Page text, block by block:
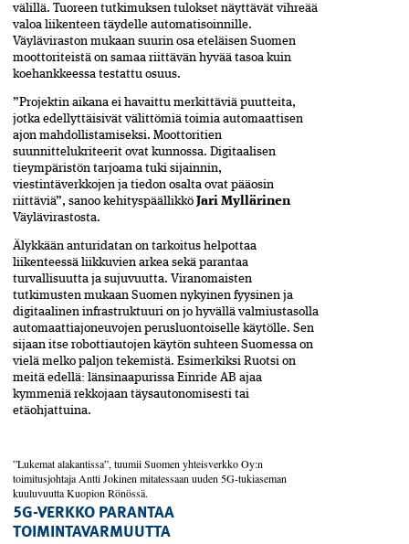
välillä. Tuoreen tutkimuksen tulokset näyttävät vihreää
valoa liikenteen täydelle automatisoinnille.
Väyläviraston mukaan suurin osa eteläisen Suomen
moottoriteistä on samaa riittävän hyvää tasoa kuin
koehankkeessa testattu osuus.
”Projektin aikana ei havaittu merkittäviä puutteita,
jotka edellyttäisivät välittömiä toimia automaattisen
ajon mahdollistamiseksi. Moottoritien
suunnittelukriteerit ovat kunnossa. Digitaalisen
tieympäristön tarjoama tuki sijainnin,
viestintäverkkojen ja tiedon osalta ovat pääosin
riittäviä”, sanoo kehityspäällikkö Jari Myllärinen
Väylävirastosta.
Älykkään anturidatan on tarkoitus helpottaa
liikenteessä liikkuvien arkea sekä parantaa
turvallisuutta ja sujuvuutta. Viranomaisten
tutkimusten mukaan Suomen nykyinen fyysinen ja
digitaalinen infrastruktuuri on jo hyvällä valmiustasolla
automaattiajoneuvojen perusluontoiselle käytölle. Sen
sijaan itse robottiautojen käytön suhteen Suomessa on
vielä melko paljon tekemistä. Esimerkiksi Ruotsi on
meitä edellä: länsinaapurissa Einride AB ajaa
kymmeniä rekkojaan täysautonomisesti tai
etäohjattuina.
”Lukemat alakantissa”, tuumii Suomen yhteisverkko Oy:n
toimitusjohtaja Antti Jokinen mitatessaan uuden 5G-tukiaseman
kuuluvuutta Kuopion Rönössä.
5G-VERKKO PARANTAA
TOIMINTAVARMUUTTA